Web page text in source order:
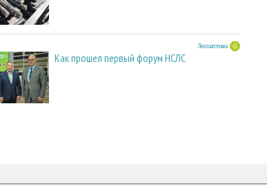
Лесозаготовка
Как прошел первый форум НСЛС